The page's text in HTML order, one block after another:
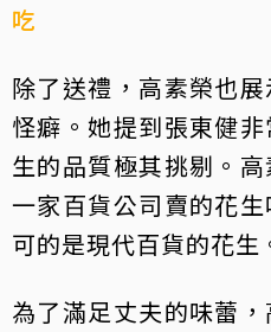
吃
除了送禮，高素榮也
怪癖。她提到張東健
生的品質極其挑剔。
一家百貨公司賣的花
可的是現代百貨的花生
為了滿足丈夫的味蕾